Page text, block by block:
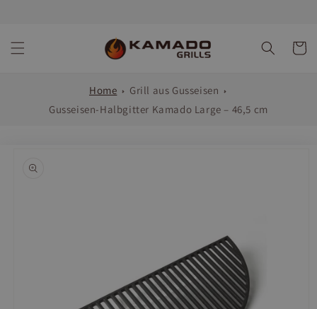
Home
Grill aus Gusseisen
Gusseisen-Halbgitter Kamado Large – 46,5 cm